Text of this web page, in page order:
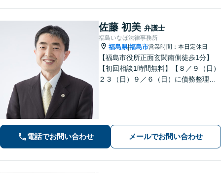
佐藤 初美 弁護士
福島いなほ法律事務所
福島県|福島市営業時間：本日定休日
【福島市役所正面玄関南側徒歩1分】
【初回相談1時間無料】【８／９（日）
２３（日）９／６（日）に債務整理・
電話でお問い合わせ メールでお問い合わせ